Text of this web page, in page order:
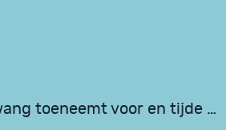
toeneemt voor en tijde …